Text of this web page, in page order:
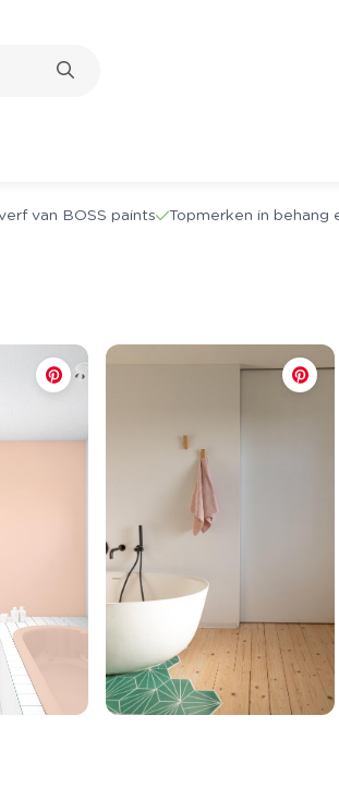
van BOSS paints Topmerken in behang